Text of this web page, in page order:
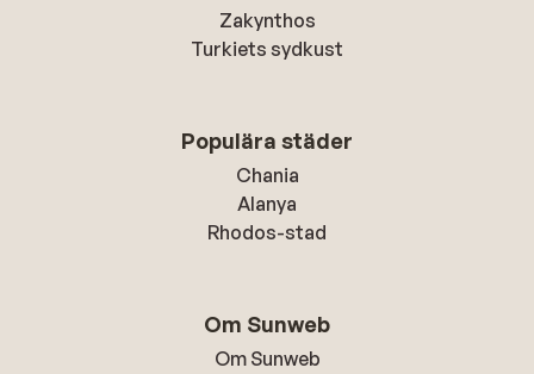
Zakynthos
Turkiets sydkust
Populära städer
Chania
Alanya
Rhodos-stad
Om Sunweb
Om Sunweb